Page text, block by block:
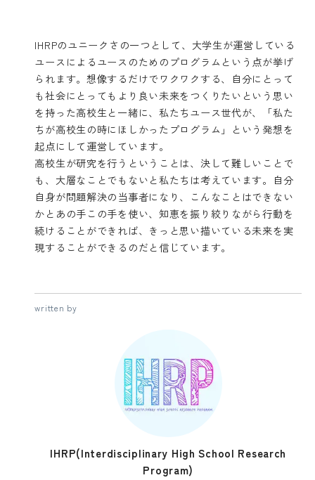
IHRPのユニークさの一つとして、大学生が運営している
ユースによるユースのためのプログラムという点が挙げ
られます。想像するだけでワクワクする、自分にとって
も社会にとってもより良い未来をつくりたいという思い
を持った高校生と一緒に、私たちユース世代が、「私た
ちが高校生の時にほしかったプログラム」という発想を
起点にして運営しています。
高校生が研究を行うということは、決して難しいことで
も、大層なことでもないと私たちは考えています。自分
自身が問題解決の当事者になり、こんなことはできない
かとあの手この手を使い、知恵を振り絞りながら行動を
続けることができれば、きっと思い描いている未来を実
現することができるのだと信じています。
written by
IHRP(Interdisciplinary High School Research
Program)